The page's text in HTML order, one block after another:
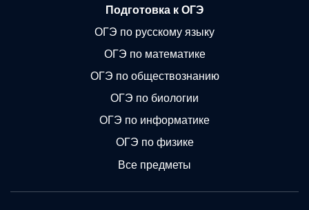
Подготовка к ОГЭ
ОГЭ по русскому языку
ОГЭ по математике
ОГЭ по обществознанию
ОГЭ по биологии
ОГЭ по информатике
ОГЭ по физике
Все предметы